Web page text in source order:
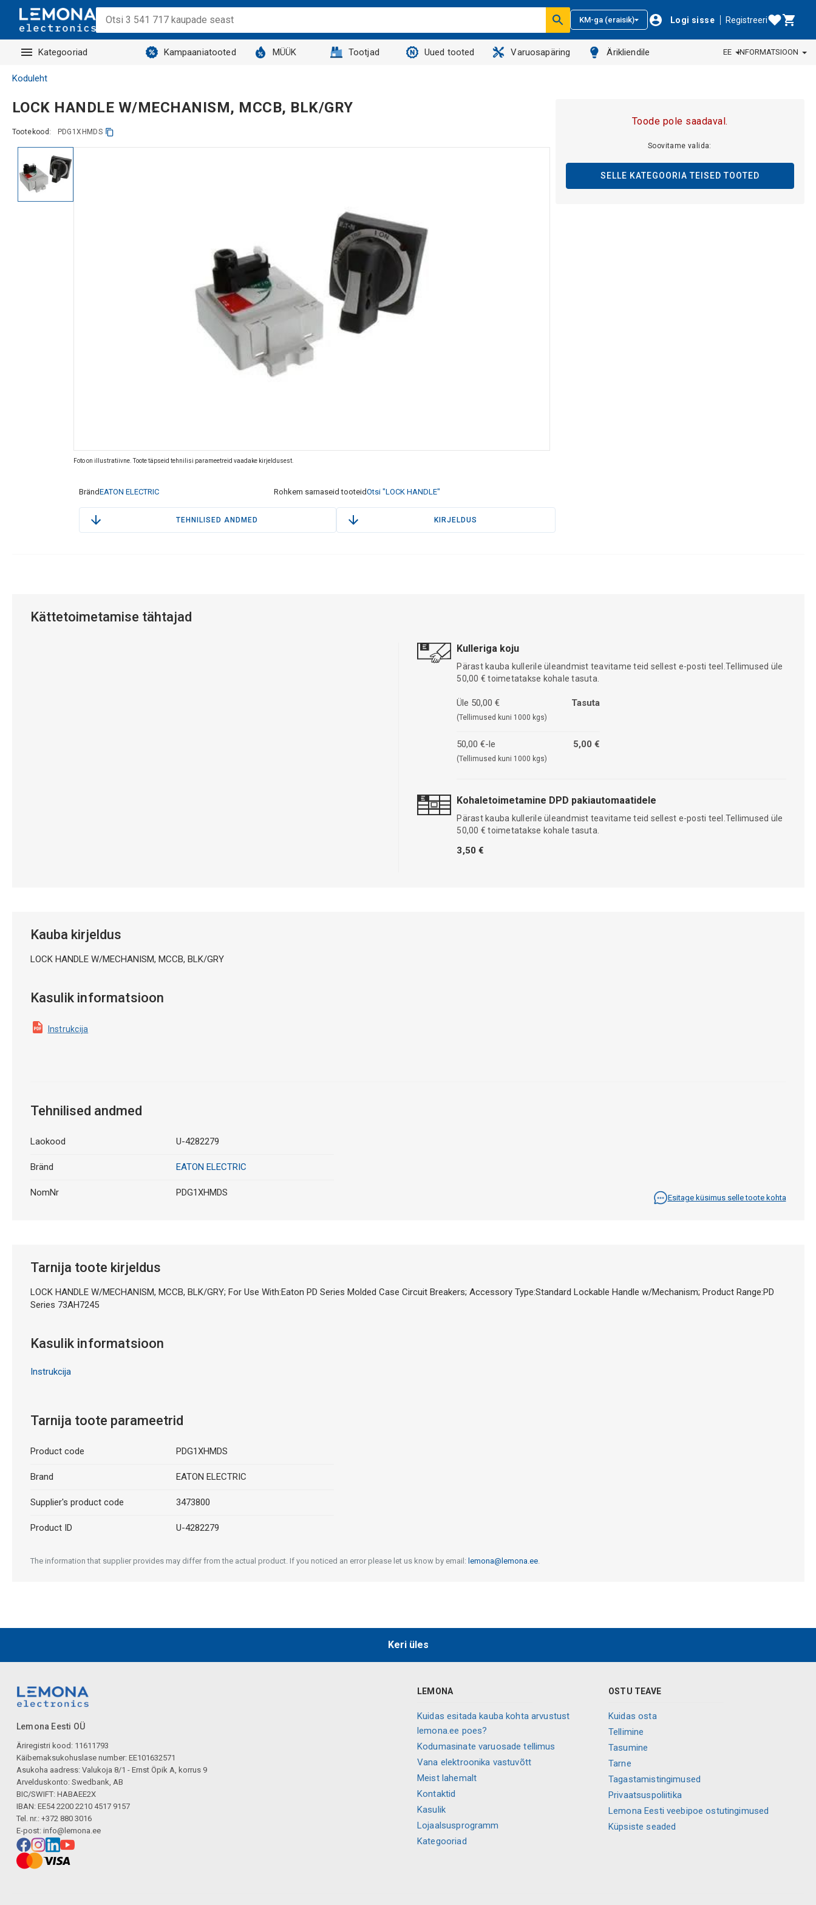
KM-ga (eraisik) Logi sisse Registreeri
Kategooriad Kampaaniatooted MÜÜK Tootjad Uued tooted Varuosapäring Ärikliendile EE INFORMATSIOON
Koduleht
LOCK HANDLE W/MECHANISM, MCCB, BLK/GRY
Tootekood: PDG1XHMDS
Foto on illustratiivne. Toote täpseid tehnilisi parameetreid vaadake kirjeldusest.
BrändEATON ELECTRIC Rohkem sarnaseid tooteidOtsi "LOCK HANDLE"
TEHNILISED ANDMED KIRJELDUS
Toode pole saadaval.
Soovitame valida:
SELLE KATEGOORIA TEISED TOOTED
Kättetoimetamise tähtajad
Kulleriga koju
Pärast kauba kullerile üleandmist teavitame teid sellest e-posti teel.Tellimused üle
50,00 € toimetatakse kohale tasuta.
Üle 50,00 €
(Tellimused kuni 1000 kgs)
Tasuta
50,00 €-le
(Tellimused kuni 1000 kgs)
5,00 €
Kohaletoimetamine DPD pakiautomaatidele
Pärast kauba kullerile üleandmist teavitame teid sellest e-posti teel.Tellimused üle
50,00 € toimetatakse kohale tasuta.
3,50 €
Kauba kirjeldus
LOCK HANDLE W/MECHANISM, MCCB, BLK/GRY
Kasulik informatsioon
Instrukcija
Tehnilised andmed
Laokood U-4282279
Bränd EATON ELECTRIC
NomNr PDG1XHMDS Esitage küsimus selle toote kohta
Tarnija toote kirjeldus
LOCK HANDLE W/MECHANISM, MCCB, BLK/GRY; For Use With:Eaton PD Series Molded Case Circuit Breakers; Accessory Type:Standard Lockable Handle w/Mechanism; Product Range:PD
Series 73AH7245
Kasulik informatsioon
Instrukcija
Tarnija toote parameetrid
Product code PDG1XHMDS
Brand EATON ELECTRIC
Supplier's product code 3473800
Product ID U-4282279
The information that supplier provides may differ from the actual product. If you noticed an error please let us know by email: lemona@lemona.ee.
Keri üles
Lemona Eesti OÜ
Äriregistri kood: 11611793
Käibemaksukohuslase number: EE101632571
Asukoha aadress: Valukoja 8/1 - Ernst Öpik A, korrus 9
Arvelduskonto: Swedbank, AB
BIC/SWIFT: HABAEE2X
IBAN: EE54 2200 2210 4517 9157
Tel. nr.: +372 880 3016
E-post: info@lemona.ee
LEMONA
Kuidas esitada kauba kohta arvustust
lemona.ee poes?
Kodumasinate varuosade tellimus
Vana elektroonika vastuvõtt
Meist lahemalt
Kontaktid
Kasulik
Lojaalsusprogramm
Kategooriad
OSTU TEAVE
Kuidas osta
Tellimine
Tasumine
Tarne
Tagastamistingimused
Privaatsuspoliitika
Lemona Eesti veebipoe ostutingimused
Küpsiste seaded